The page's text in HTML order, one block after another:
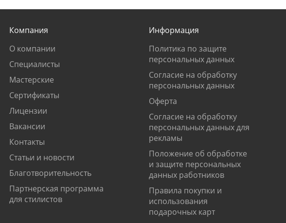
Компания
О компании
Специалисты
Мастерские
Сертификаты
Лицензии
Вакансии
Контакты
Статьи и новости
Благотворительность
Партнерская программа
для стилистов
Информация
Политика по защите
персональных данных
Согласие на обработку
персональных данных
Оферта
Согласие на обработку
персональных данных для
рекламы
Положение об обработке
и защите персональных
данных работников
Правила покупки и
использования
подарочных карт